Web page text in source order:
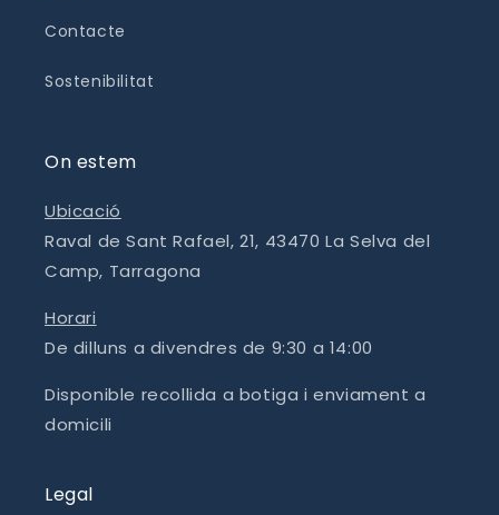
Contacte
Sostenibilitat
On estem
Ubicació
Raval de Sant Rafael, 21, 43470 La Selva del
Camp, Tarragona
Horari
De dilluns a divendres de 9:30 a 14:00
Disponible recollida a botiga i enviament a
domicili
Legal